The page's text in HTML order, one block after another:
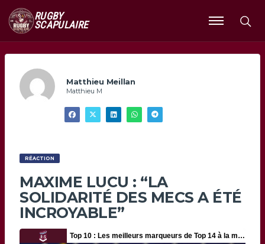
RUGBY
SCAPULAIRE
Ouvrir
le
Matthieu Meillan
Matthieu M
RÉACTION
MAXIME LUCU : “LA
SOLIDARITÉ DES MECS A ÉTÉ
INCROYABLE”